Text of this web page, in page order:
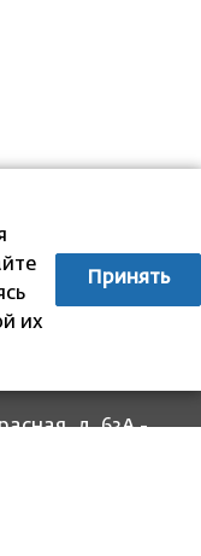
д. 63А -
их
Принять